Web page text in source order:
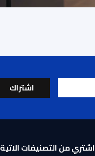
اشتراك
اشتري من التصنيفات الاتية